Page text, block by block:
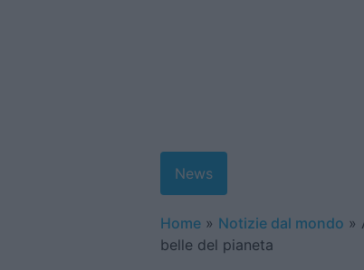
News
Home » Notizie dal mondo »
belle del pianeta